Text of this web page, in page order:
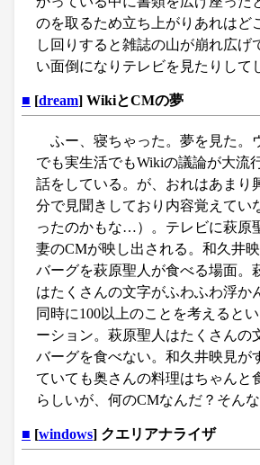
のを取るため立ち上がりあれはど
し回りすると雑誌の山が崩れ広げ
い面倒になりテレビを見たりして
■ [dream] WikiとCMの夢
ふー、寝ちゃった。夢を見た。
でも実生活でもWikiの議論が大流
話をしている。が、おれはあまり
分で見聞きしており内容覚えてい
ったのかもな…）。テレビに萩原
妻のCMが映し出される。和久井
バーグを萩原聖人が食べる場面。
はたくさんの文字がふわふわ浮か
同時に100以上のことを考えると
ーション。萩原聖人はたくさんの
バーグを食べない。和久井映見が
ていても奥さんの料理はちゃんと
らしいが、何のCMなんだ？そんな
■ [windows] クエリアナライザ